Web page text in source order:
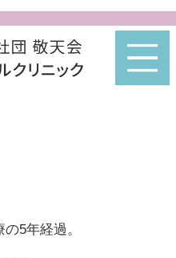
5年経過。